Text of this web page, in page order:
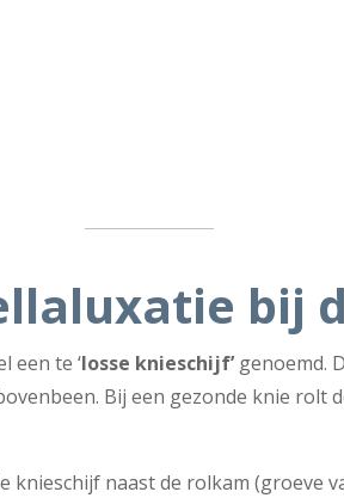
bij
een te ‘losse knieschijf’genoemd.
Bij een gezonde knie rolt
knieschijf naast de rolkam (groeve